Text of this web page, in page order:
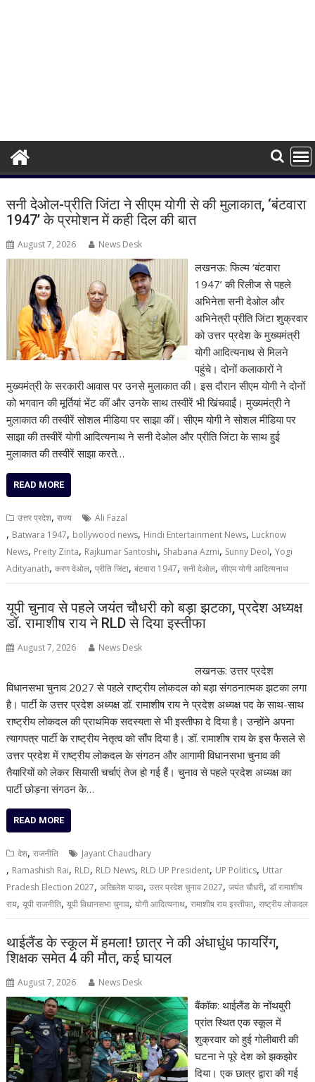
Blog
सनी देओल-प्रीति जिंटा ने सीएम योगी से की मुलाकात, ‘बंटवारा
1947’ के प्रमोशन में कही दिल की बात
August 7, 2026 News Desk
लखनऊ: फिल्म ‘बंटवारा
1947’ की रिलीज से पहले
अभिनेता सनी देओल और
अभिनेत्री प्रीति जिंटा शुक्रवार
को उत्तर प्रदेश के मुख्यमंत्री
योगी आदित्यनाथ से मिलने
पहुंचे। दोनों कलाकारों ने
मुख्यमंत्री के सरकारी आवास पर उनसे मुलाकात की। इस दौरान सीएम योगी ने दोनों
को भगवान की मूर्तियां भेंट कीं और उनके साथ तस्वीरें भी खिंचवाईं। मुख्यमंत्री ने
मुलाकात की तस्वीरें सोशल मीडिया पर साझा कीं। सीएम योगी ने सोशल मीडिया पर
साझा की तस्वीरें योगी आदित्यनाथ ने सनी देओल और प्रीति जिंटा के साथ हुई
मुलाकात की तस्वीरें साझा करते…
READ MORE
उत्तर प्रदेश,राज्य Ali Fazal
, Batwara 1947, bollywood news, Hindi Entertainment News, Lucknow
News, Preity Zinta, Rajkumar Santoshi, Shabana Azmi, Sunny Deol,Yogi
Adityanath,करण देओल,प्रीति जिंटा,बंटवारा 1947,सनी देओल,सीएम योगी आदित्यनाथ
यूपी चुनाव से पहले जयंत चौधरी को बड़ा झटका, प्रदेश अध्यक्ष
डॉ. रामाशीष राय ने RLD से दिया इस्तीफा
August 7, 2026 News Desk
लखनऊ: उत्तर प्रदेश
विधानसभा चुनाव 2027 से पहले राष्ट्रीय लोकदल को बड़ा संगठनात्मक झटका लगा
है। पार्टी के उत्तर प्रदेश अध्यक्ष डॉ. रामाशीष राय ने प्रदेश अध्यक्ष पद के साथ-साथ
राष्ट्रीय लोकदल की प्राथमिक सदस्यता से भी इस्तीफा दे दिया है। उन्होंने अपना
त्यागपत्र पार्टी के राष्ट्रीय नेतृत्व को सौंप दिया है। डॉ. रामाशीष राय के इस फैसले से
उत्तर प्रदेश में राष्ट्रीय लोकदल के संगठन और आगामी विधानसभा चुनाव की
तैयारियों को लेकर सियासी चर्चाएं तेज हो गई हैं। चुनाव से पहले प्रदेश अध्यक्ष का
पार्टी छोड़ना संगठन के…
READ MORE
देश,राजनीति Jayant Chaudhary
, Ramashish Rai, RLD, RLD News, RLD UP President, UP Politics, Uttar
Pradesh Election 2027,अखिलेश यादव,उत्तर प्रदेश चुनाव 2027,जयंत चौधरी,डॉ रामाशीष
राय,यूपी राजनीति,यूपी विधानसभा चुनाव,योगी आदित्यनाथ,रामाशीष राय इस्तीफा,राष्ट्रीय लोकदल
थाईलैंड के स्कूल में हमला! छात्र ने की अंधाधुंध फायरिंग,
शिक्षक समेत 4 की मौत, कई घायल
August 7, 2026 News Desk
बैंकॉक: थाईलैंड के नोंथबुरी
प्रांत स्थित एक स्कूल में
शुक्रवार को हुई गोलीबारी की
घटना ने पूरे देश को झकझोर
दिया। एक छात्र द्वारा की गई